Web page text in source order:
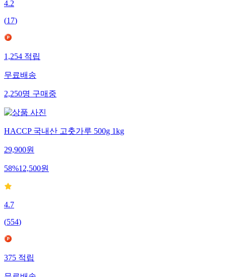
4.2
(17)
1,254적립
무료배송
2,250명구매중
HACCP 국내산 고춧가루 500g 1kg
29,900원
58%12,500원
4.7
(554)
375적립